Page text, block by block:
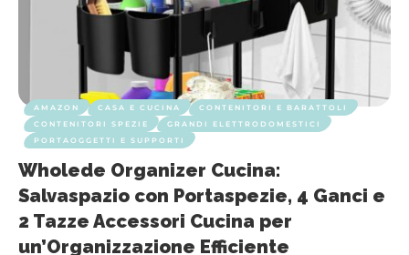
AMAZON CASA E CUCINA
CONTENITORI E BARATTOLI
CONTENITORI SPEZIE
GRANDI ELETTRODOMESTICI
PORTAOGGETTI E SUPPORTI
Wholede Organizer Cucina:
Salvaspazio con Portaspezie, 4 Ganci e
2 Tazze Accessori Cucina per
un’Organizzazione Efficiente